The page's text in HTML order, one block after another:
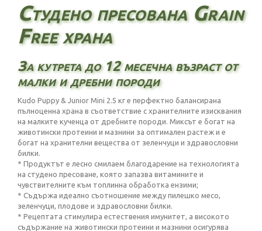
Студено пресована Grain
Free храна
За кутрета до 12 месечна възраст от
малки и дребни породи
Kudo Puppy & Junior Mini 2.5 кг е перфектно балансирана
пълноценна храна в съответствие с хранителните изисквания
на малките кученца от дребните породи. Миксът е богат на
животински протеини и мазнини за оптимален растеж и е
богат на хранителни вещества от зеленчуци и здравословни
билки.
* Продуктът е лесно смилаем благодарение на технологията
на студено пресоване, която запазва витамините и
чувствителните към топлинна обработка ензими;
* Съдържа идеално съотношение между пилешко месо,
зеленчуци, плодове и здравословни билки.
* Рецептата стимулира естествения имунитет, а високото
съдържание на животински протеини и мазнини осигурява